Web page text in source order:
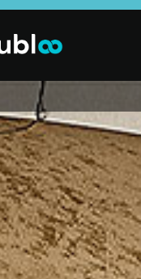
LITERIE
Matelas,
Sommiers,
Literies
électriques,
Linge de maison